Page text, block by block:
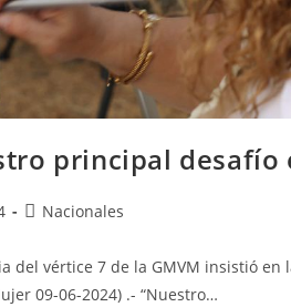
principal desafío
Nacionales
del vértice 7 de la GMVM insistió
09-06-2024) .- “Nuestro…